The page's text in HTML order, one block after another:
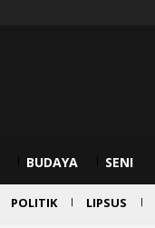
BUDAYA SENI
POLITIK LIPSUS